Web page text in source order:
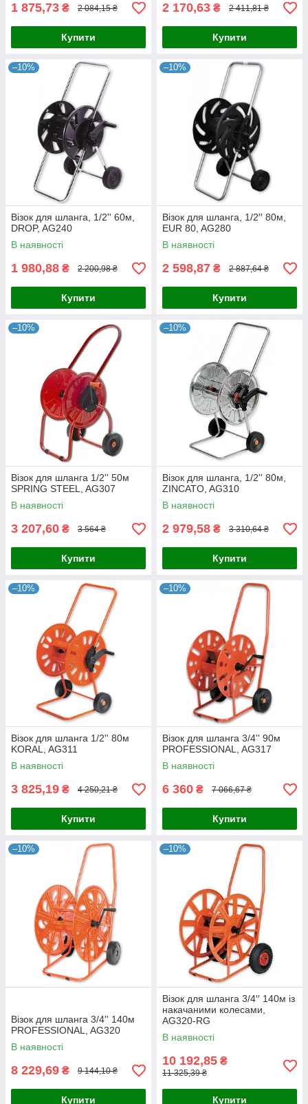
1 875,73 ₴ 2 084,15 ₴
Купити
2 170,63 ₴ 2 411,81 ₴
Купити
–10%
Візок для шланга, 1/2'' 60м,
DROP, AG240
В наявності
1 980,88 ₴ 2 200,98 ₴
Купити
–10%
Візок для шланга, 1/2′′ 80м,
EUR 80, AG280
В наявності
2 598,87 ₴ 2 887,64 ₴
Купити
–10%
Візок для шланга 1/2'' 50м
SPRING STEEL, AG307
В наявності
3 207,60 ₴ 3 564 ₴
Купити
–10%
Візок для шланга, 1/2'' 80м,
ZINCATO, AG310
В наявності
2 979,58 ₴ 3 310,64 ₴
Купити
–10%
Візок для шланга 1/2'' 80м
KORAL, AG311
В наявності
3 825,19 ₴ 4 250,21 ₴
Купити
–10%
Візок для шланга 3/4'' 90м
PROFESSIONAL, AG317
В наявності
6 360 ₴ 7 066,67 ₴
Купити
–10%
Візок для шланга 3/4'' 140м
PROFESSIONAL, AG320
В наявності
8 229,69 ₴ 9 144,10 ₴
Купити
–10%
Візок для шланга 3/4′′ 140м із
накачаними колесами,
AG320-RG
В наявності
10 192,85 ₴
11 325,39 ₴
Купити